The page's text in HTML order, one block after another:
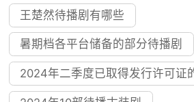
王楚然待播剧有哪些
暑期档各平台储备的部分待播剧
2024年二季度已取得发行许可证